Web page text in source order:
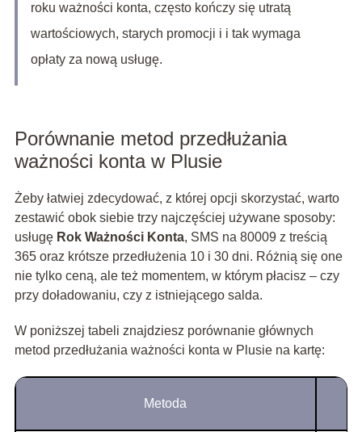
roku ważności konta, często kończy się utratą
wartościowych, starych promocji i i tak wymaga
opłaty za nową usługę.
Porównanie metod przedłużania
ważności konta w Plusie
Żeby łatwiej zdecydować, z której opcji skorzystać, warto
zestawić obok siebie trzy najczęściej używane sposoby:
usługę Rok Ważności Konta, SMS na 80009 z treścią
365 oraz krótsze przedłużenia 10 i 30 dni. Różnią się one
nie tylko ceną, ale też momentem, w którym płacisz – czy
przy doładowaniu, czy z istniejącego salda.
W poniższej tabeli znajdziesz porównanie głównych
metod przedłużania ważności konta w Plusie na kartę:
Metoda